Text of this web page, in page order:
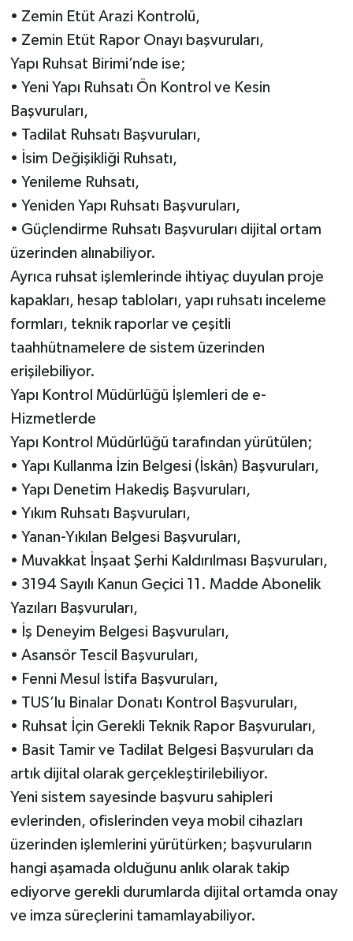
• Zemin Etüt Arazi Kontrolü,
• Zemin Etüt Rapor Onayı başvuruları,
Yapı Ruhsat Birimi’nde ise;
• Yeni Yapı Ruhsatı Ön Kontrol ve Kesin
Başvuruları,
• Tadilat Ruhsatı Başvuruları,
• İsim Değişikliği Ruhsatı,
• Yenileme Ruhsatı,
• Yeniden Yapı Ruhsatı Başvuruları,
• Güçlendirme Ruhsatı Başvuruları dijital ortam
üzerinden alınabiliyor.
Ayrıca ruhsat işlemlerinde ihtiyaç duyulan proje
kapakları, hesap tabloları, yapı ruhsatı inceleme
formları, teknik raporlar ve çeşitli
taahhütnamelere de sistem üzerinden
erişilebiliyor.
Yapı Kontrol Müdürlüğü İşlemleri de e-
Hizmetlerde
Yapı Kontrol Müdürlüğü tarafından yürütülen;
• Yapı Kullanma İzin Belgesi (İskân) Başvuruları,
• Yapı Denetim Hakediş Başvuruları,
• Yıkım Ruhsatı Başvuruları,
• Yanan-Yıkılan Belgesi Başvuruları,
• Muvakkat İnşaat Şerhi Kaldırılması Başvuruları,
• 3194 Sayılı Kanun Geçici 11. Madde Abonelik
Yazıları Başvuruları,
• İş Deneyim Belgesi Başvuruları,
• Asansör Tescil Başvuruları,
• Fenni Mesul İstifa Başvuruları,
• TUS’lu Binalar Donatı Kontrol Başvuruları,
• Ruhsat İçin Gerekli Teknik Rapor Başvuruları,
• Basit Tamir ve Tadilat Belgesi Başvuruları da
artık dijital olarak gerçekleştirilebiliyor.
Yeni sistem sayesinde başvuru sahipleri
evlerinden, ofislerinden veya mobil cihazları
üzerinden işlemlerini yürütürken; başvuruların
hangi aşamada olduğunu anlık olarak takip
ediyorve gerekli durumlarda dijital ortamda onay
ve imza süreçlerini tamamlayabiliyor.